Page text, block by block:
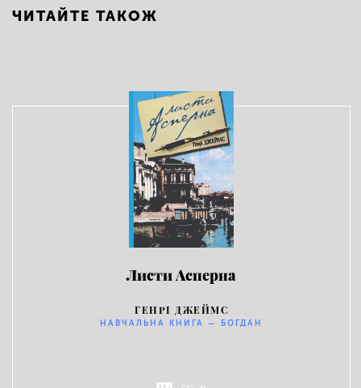
ЧИТАЙТЕ ТАКОЖ
Листи Асперна
ГЕНРІ ДЖЕЙМС
НАВЧАЛЬНА КНИГА — БОГДАН